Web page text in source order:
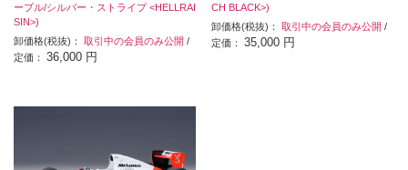
ープル/シルバー・ストライプ <HELLRAI
SIN>)
卸価格(税抜)： 取引中の会員のみ公開 /
定価： 36,000 円
CH BLACK>)
卸価格(税抜)：取引中の会員のみ公開 /
定価：35,000 円